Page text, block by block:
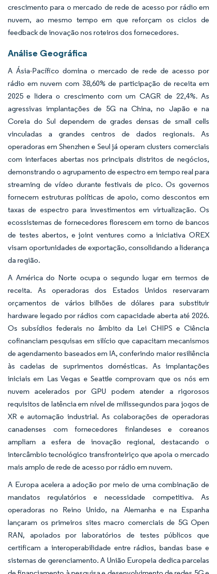
crescimento para o mercado de rede de acesso por rádio em
nuvem, ao mesmo tempo em que reforçam os ciclos de
feedback de inovação nos roteiros dos fornecedores.
Análise Geográfica
A Ásia-Pacífico domina o mercado de rede de acesso por
rádio em nuvem com 38,60% de participação de receita em
2025 e lidera o crescimento com um CAGR de 22,4%. As
agressivas implantações de 5G na China, no Japão e na
Coreia do Sul dependem de grades densas de small cells
vinculadas a grandes centros de dados regionais. As
operadoras em Shenzhen e Seul já operam clusters comerciais
com interfaces abertas nos principais distritos de negócios,
demonstrando o agrupamento de espectro em tempo real para
streaming de vídeo durante festivais de pico. Os governos
fornecem estruturas políticas de apoio, como descontos em
taxas de espectro para investimentos em virtualização. Os
ecossistemas de fornecedores florescem em torno de bancos
de testes abertos, e joint ventures como a iniciativa OREX
visam oportunidades de exportação, consolidando a liderança
da região.
A América do Norte ocupa o segundo lugar em termos de
receita. As operadoras dos Estados Unidos reservaram
orçamentos de vários bilhões de dólares para substituir
hardware legado por rádios com capacidade aberta até 2026.
Os subsídios federais no âmbito da Lei CHIPS e Ciência
cofinanciam pesquisas em silício que capacitam mecanismos
de agendamento baseados em IA, conferindo maior resiliência
às cadeias de suprimentos domésticas. As implantações
iniciais em Las Vegas e Seattle comprovam que os nós em
nuvem acelerados por GPU podem atender a rigorosos
requisitos de latência em nível de milissegundos para jogos de
XR e automação industrial. As colaborações de operadoras
canadenses com fornecedores finlandeses e coreanos
ampliam a esfera de inovação regional, destacando o
intercâmbio tecnológico transfronteiriço que apoia o mercado
mais amplo de rede de acesso por rádio em nuvem.
A Europa acelera a adoção por meio de uma combinação de
mandatos regulatórios e necessidade competitiva. As
operadoras no Reino Unido, na Alemanha e na Espanha
lançaram os primeiros sites macro comerciais de 5G Open
RAN, apoiados por laboratórios de testes públicos que
certificam a interoperabilidade entre rádios, bandas base e
sistemas de gerenciamento. A União Europeia dedica parcelas